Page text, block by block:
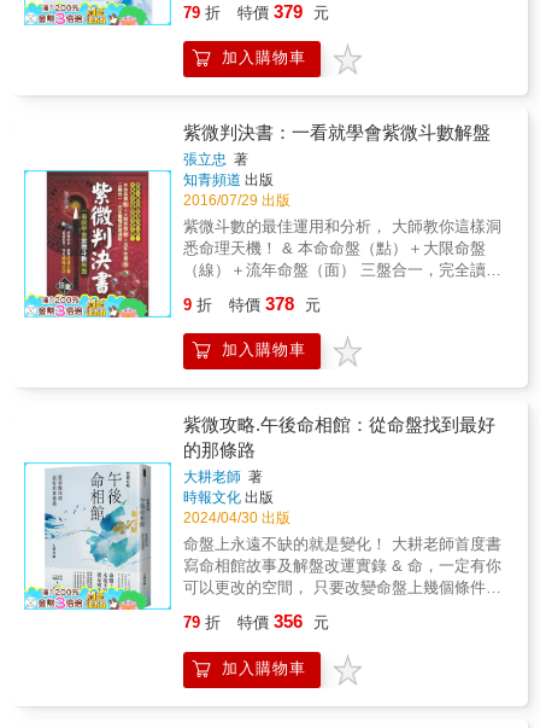
色#星曜能量 #圖像聯想 #提升感應 #準確預測
原紫微斗數的精算能力。2.加入易經的「變
卦」思維，排除因為流派差異而有不同解釋的
可能性。3.搭配書中牌陣，應用更加靈活，可
以深入問事。4.適合紫微斗數學習新手，一邊
操作牌卡，一邊融會斗數知識。5.操作簡易，
適合對於命理、占卜有興趣者和牌師使用。
知己知彼：看見自己的優勢及他人的特質，作
為人生與管理決策的參考依據。◎趣味學習：
透過插畫協助了解十四顆主星，讓艱深的命理
門讀本。作者以深入淺出的方式，將原本被視
為艱澀難懂的紫微斗數進行重新詮釋，透過生
動插畫及生活化案例，引導讀者輕鬆認識十四
顆主星的性格特質與命盤宮位的基本涵意。本
書不僅帶領讀者認識自己，更幫助你理解家
人、伴侶、同事與主管的思維模式，從而提升
溝通能力，優化人際互動與合作關係。無論是
初次接觸命理的新手，還是希望從不同角度思
考人生與事業的讀者，都能透過本書看見自身
境中找到適合自己的步調與定位。◎代理經
銷：白象文化更多精彩內容請見
http://www.pressstore.com.tw/freereading/
79 折 特價 379 元
加入購物車
紫微判決書：一看就學會紫微斗數解盤
張立忠 著
知青頻道 出版
2016/07/29 出版
紫微斗數的最佳運用和分析， 大師教你這樣洞
悉命理天機！ & 本命命盤（點）＋大限命盤
（線）＋流年命盤（面） 三盤合一，完全讀懂
易！ 利用本書方法，讓你解盤一次就到位。 排
陣組合，翻轉命運玄關， 感應剎那，預知禍福
吉凶。 & 紫微斗數是一門易學難精之算命數
造成學習上障礙。作者用研究紫微斗數已超過
三十年的經驗，加上生活中實際的驗證，蒐集
各類星性特質心來編輯此書，希望能對後起之
秀有些許幫助。 & 本書依斗數命理系統編排成
一百四十四個命盤結構，因地支子午、丑未、
寅申、卯酉、辰戌、巳亥相對應，故可濃縮成
七十二個命盤，將斗數十四主星置入在這七十
二命盤中，再加上六吉、祿、馬六煞星曜、生
年四化星及部份常用甲乙級星，配合十天干融
入組合產生之命盤上之變化，不管男女任何生
的一生斗數的十二宮位，全部在一個章節銓
釋，讓讀者一次就能輕鬆將命盤解讀完，也就
是說有了此書，您也是小諸葛可為人解惑，更
9 折 特價 378 元
加入購物車
紫微攻略.午後命相館：從命盤找到最好
的那條路
大耕老師 著
時報文化 出版
2024/04/30 出版
命盤上永遠不缺的就是變化！ 大耕老師首度書
寫命相館故事及解盤改運實錄 & 命，一定有你
可以更改的空間， 只要改變命盤上幾個條件，
怎樣的人生呢？ & 靜謐的巷弄裡，佇立著一間
不起眼的老建築「午後命相館」 午後開張，黃
昏前打烊，只接待30歲以後、65歲以前的客
79 折 特價 356 元
加入購物車